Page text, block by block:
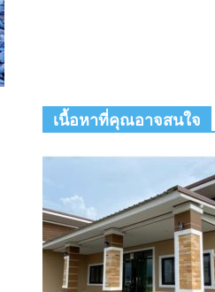
เนื้อหาที่คุณอาจสนใจ